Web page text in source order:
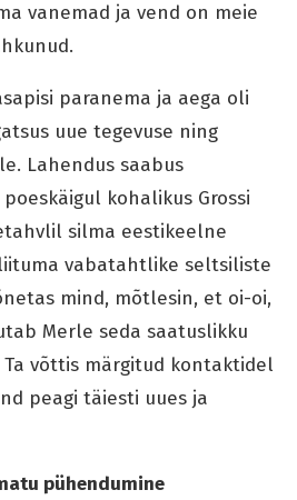
vanemad ja vend on meie
paranema ja aega oli
uue tegevuse ning
Lahendus saabus
kohalikus Grossi
silma eestikeelne
vabatahtlike seltsiliste
mind, mõtlesin, et oi-oi,
Merle seda saatuslikku
võttis märgitud kontaktidel
peagi täiesti uues ja
pühendumine